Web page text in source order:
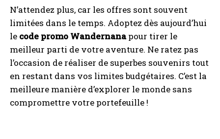
N’attendez plus, car les offres sont souvent
limitées dans le temps. Adoptez dès aujourd’hui
le code promo Wandernanapour tirer le
meilleur parti de votre aventure. Ne ratez pas
l’occasion de réaliser de superbes souvenirs tout
en restant dans vos limites budgétaires. C’est la
meilleure manière d’explorer le monde sans
compromettre votre portefeuille !